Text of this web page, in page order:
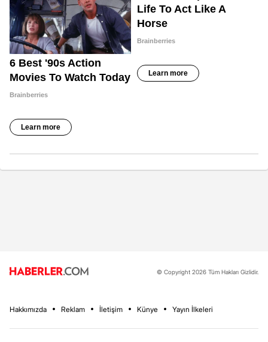
© Copyright 2026 Tüm Hakları Gizlidir.
Hakkımızda Reklam İletişim Künye Yayın İlkeleri